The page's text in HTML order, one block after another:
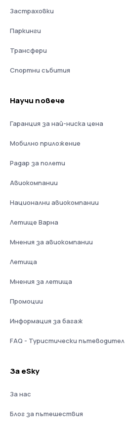
Застраховки
Паркинги
Трансфери
Спортни събития
Научи повече
Гаранция за най-ниска цена
Мобилно приложение
Радар за полети
Авиокомпании
Национални авиокомпании
Летище Варна
Мнения за авиокомпании
Летища
Мнения за летища
Промоции
Информация за багаж
FAQ - Туристически пътеводител
За eSky
За нас
Блог за пътешествия